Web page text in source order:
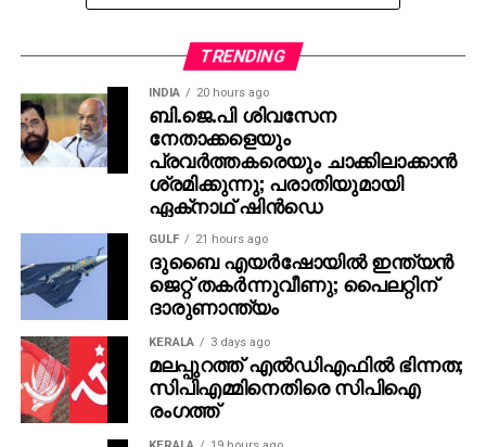
TRENDING
INDIA 20 hours ago
ബി.ജെ.പി ശിവസേന
നേതാക്കളെയും
പ്രവര്‍ത്തകരെയും ചാക്കിലാക്കാന്‍
ശ്രമിക്കുന്നു; പരാതിയുമായി
ഏക്‌നാഥ് ഷിന്‍ഡെ
GULF 21 hours ago
ദുബൈ എയര്‍ഷോയില്‍ ഇന്ത്യന്‍
ജെറ്റ് തകര്‍ന്നുവീണു; പൈലറ്റിന്
ദാരുണാന്ത്യം
KERALA 3 days ago
മലപ്പുറത്ത് എല്‍ഡിഎഫില്‍ ഭിന്നത;
സിപിഎമ്മിനെതിരെ സിപിഐ
രംഗത്ത്